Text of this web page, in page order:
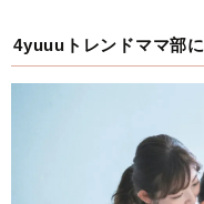
4yuuuトレンドママ部